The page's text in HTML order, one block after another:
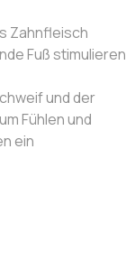
Zahnfleisch
Fuß stimulieren
und der
Fühlen und
ein